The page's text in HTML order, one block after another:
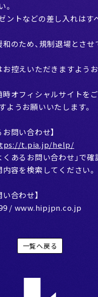
。
ントなどの差し入れはす
のため、規制退場とさ
お控えいただきますよう
時オフィシャルサイトを
ようお願いいたします。
問い合わせ】
t.pia.jp/help/
あるお問い合わせ」で確
内容を検索してください。
合わせ】
/ www.hipjpn.co.jp
一覧へ戻る